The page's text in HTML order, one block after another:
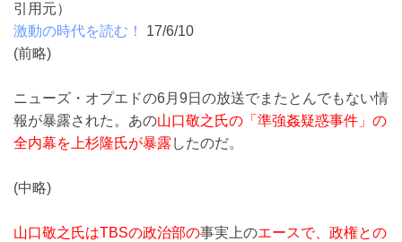
引用元）
激動の時代を読む！
17/6/10
(前略)
ニューズ・オプエドの6月9日の放送でまたとんでもない情
報が暴露された。あの山口敬之氏の「準強姦疑惑事件」の
全内幕を上杉隆氏が暴露 したのだ。
(中略)
山口敬之氏はTBSの政治部の事実上のエースで、政権との